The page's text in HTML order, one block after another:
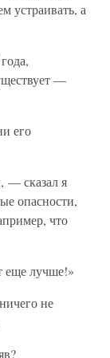
устраивать, а
—
его
— сказал я
опасности,
что
еще лучше!»
не